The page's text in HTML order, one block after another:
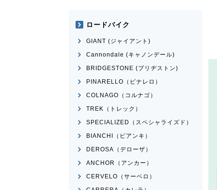
ロードバイク
GIANT (ジャイアント)
Cannondale (キャノンデール)
BRIDGESTONE (ブリヂストン)
PINARELLO（ピナレロ）
COLNAGO（コルナゴ）
TREK（トレック）
SPECIALIZED（スペシャライズド）
BIANCHI（ビアンキ）
DEROSA（デローザ）
ANCHOR（アンカー）
CERVELO（サーベロ）